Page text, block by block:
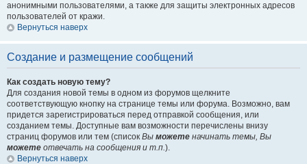
анонимными пользователями, а также для защиты электронных адресов
пользователей от кражи.
Вернуться наверх
Создание и размещение сообщений
Как создать новую тему?
Для создания новой темы в одном из форумов щелкните
соответствующую кнопку на странице темы или форума. Возможно, вам
придется зарегистрироваться перед отправкой сообщения, или
созданием темы. Доступные вам возможности перечислены внизу
страниц форумов или тем (список Вы можете начинать темы, Вы
можете отвечать на сообщения и т.п.).
Вернуться наверх